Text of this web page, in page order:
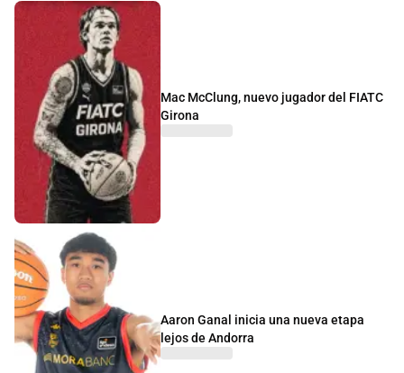
Mac McClung, nuevo jugador del FIATC
Girona
Aaron Ganal inicia una nueva etapa
lejos de Andorra